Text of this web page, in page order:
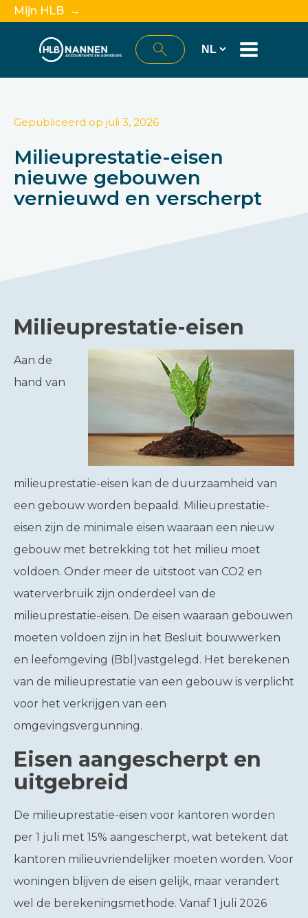
Mijn HLB →
Gepubliceerd op juli 3, 2026
Milieuprestatie-eisen
nieuwe gebouwen
vernieuwd en verscherpt
Milieuprestatie-eisen
Aan de
hand van
milieuprestatie-eisen kan de duurzaamheid van
een gebouw worden bepaald. Milieuprestatie-
eisen zijn de minimale eisen waaraan een nieuw
gebouw met betrekking tot het milieu moet
voldoen. Onder meer de uitstoot van CO2 en
waterverbruik zijn onderdeel van de
milieuprestatie-eisen. De eisen waaraan gebouwen
moeten voldoen zijn in het Besluit bouwwerken
en leefomgeving (Bbl)vastgelegd. Het berekenen
van de milieuprestatie van een gebouw is verplicht
voor het verkrijgen van een
omgevingsvergunning.
Eisen aangescherpt en
uitgebreid
De milieuprestatie-eisen voor kantoren worden
per 1 juli met 15% aangescherpt, wat betekent dat
kantoren milieuvriendelijker moeten worden. Voor
woningen blijven de eisen gelijk, maar verandert
wel de berekeningsmethode. Vanaf 1 juli 2026